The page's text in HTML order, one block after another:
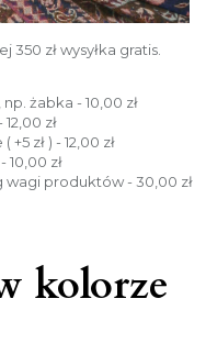
zł wysyłka gratis.
żabka - 10,00 zł
zł
zł ) - 12,00 zł
10,00 zł
wagi produktów - 30,00 zł
kolorze